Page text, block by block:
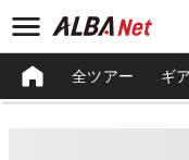
全ツアー ギア